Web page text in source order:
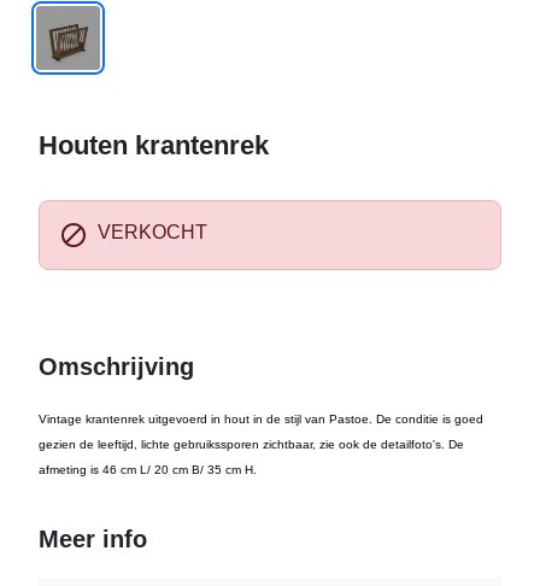
Houten krantenrek
 VERKOCHT
Omschrijving
Vintage krantenrek uitgevoerd in hout in de stijl van Pastoe. De conditie is goed
gezien de leeftijd, lichte gebruikssporen zichtbaar, zie ook de detailfoto's. De
afmeting is 46 cm L/ 20 cm B/ 35 cm H.
Meer info